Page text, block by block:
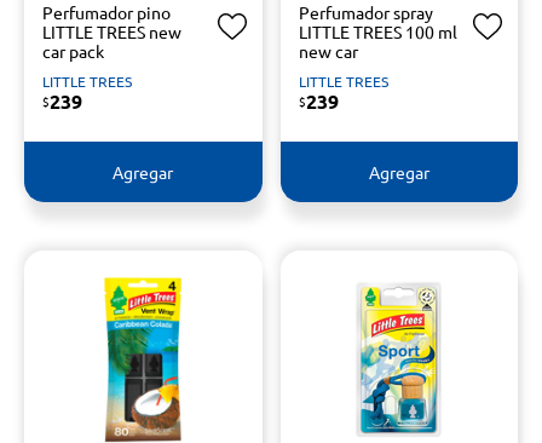
Perfumador pino
LITTLE TREES new
car pack
LITTLE TREES
$239
Agregar
Perfumador spray
LITTLE TREES 100 ml
new car
LITTLE TREES
$239
Agregar